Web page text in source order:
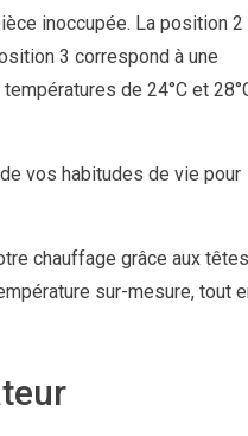
inoccupée. La position 2
3 correspond à une
de 24°C et
vos habitudes de vie pour
chauffage grâce aux
sur-mesure, tout